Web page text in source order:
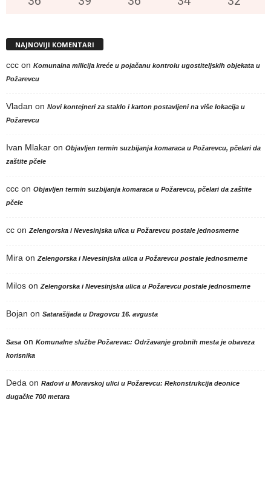
NAJNOVIJI KOMENTARI
ccc on Komunalna milicija kreće u pojačanu kontrolu ugostiteljskih objekata u
Požarevcu
Vladan on Novi kontejneri za staklo i karton postavljeni na više lokacija u
Požarevcu
Ivan Mlakar on Objavljen termin suzbijanja komaraca u Požarevcu, pčelari da
zaštite pčele
ccc on Objavljen termin suzbijanja komaraca u Požarevcu, pčelari da zaštite
pčele
cc on Zelengorska i Nevesinjska ulica u Požarevcu postale jednosmerne
Mira on Zelengorska i Nevesinjska ulica u Požarevcu postale jednosmerne
Milos on Zelengorska i Nevesinjska ulica u Požarevcu postale jednosmerne
Bojan on Satarašijada u Dragovcu 16. avgusta
Sasa on Komunalne službe Požarevac: Održavanje grobnih mesta je obaveza
korisnika
Deda on Radovi u Moravskoj ulici u Požarevcu: Rekonstrukcija deonice
dugačke 700 metara